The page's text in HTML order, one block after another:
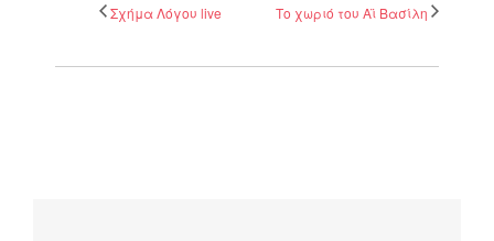
Σχήμα Λόγου live Το χωριό του Αϊ Βασίλη